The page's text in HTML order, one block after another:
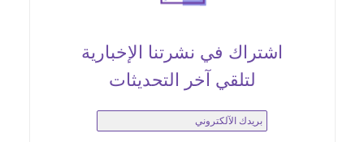
اشتراك في نشرتنا الإخبارية
لتلقي آخر التحديثات